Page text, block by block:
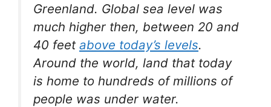
Greenland. Global sea level was
much higher then, between 20 and
40 feet above today’s levels.
Around the world, land that today
is home to hundreds of millions of
people was under water.